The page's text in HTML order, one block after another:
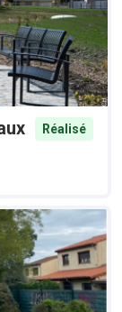
Réalisé